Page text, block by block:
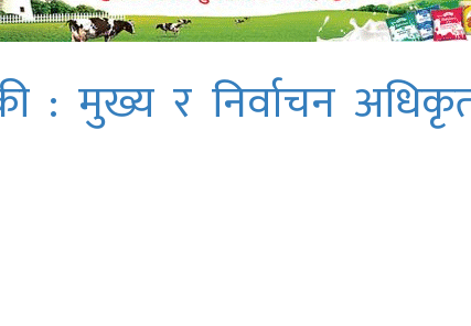
: मुख्य र निर्वाचन